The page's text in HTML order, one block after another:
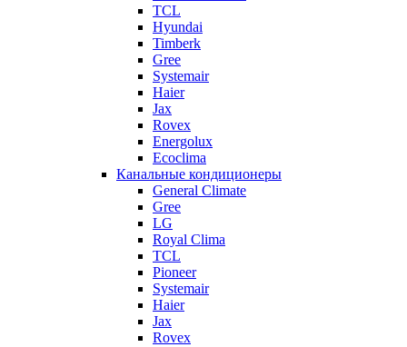
TCL
Hyundai
Timberk
Gree
Systemair
Haier
Jax
Rovex
Energolux
Ecoclima
Канальные кондиционеры
General Climate
Gree
LG
Royal Clima
TCL
Pioneer
Systemair
Haier
Jax
Rovex